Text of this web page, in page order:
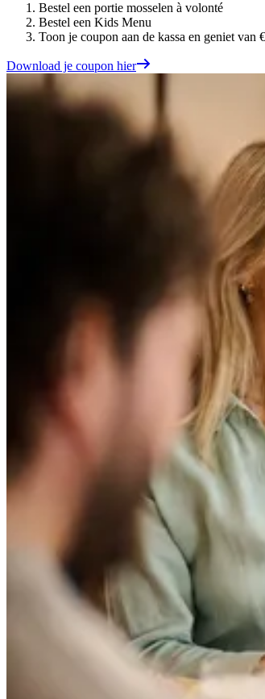
Bestel een portie mosselen à volonté
Bestel een Kids Menu
Toon je coupon aan de kassa en geniet
Download je coupon hier